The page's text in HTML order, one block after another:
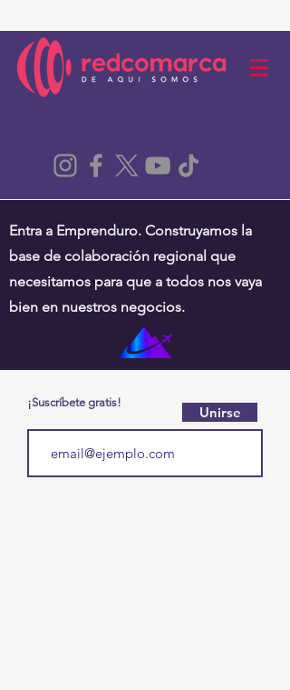
Entra a Emprenduro. Construyamos la
base de colaboración regional que
necesitamos para que a todos nos vaya
bien en nuestros negocios.
¡Suscríbete gratis!
Unirse